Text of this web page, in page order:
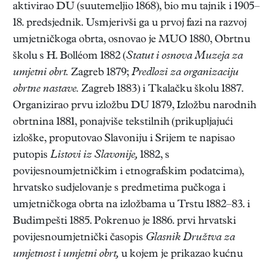
aktivirao DU (suutemeljio 1868), bio mu tajnik i 1905–
18. predsjednik. Usmjerivši ga u prvoj fazi na razvoj
umjetničkoga obrta, osnovao je MUO 1880, Obrtnu
školu s H. Bolléom 1882 (Statut i osnova Muzeja za
umjetni obrt. Zagreb 1879; Predlozi za organizaciju
obrtne nastave. Zagreb 1883) i Tkalačku školu 1887.
Organizirao prvu izložbu DU 1879, Izložbu narodnih
obrtnina 1881, ponajviše tekstilnih (prikupljajući
izloške, proputovao Slavoniju i Srijem te napisao
putopis Listovi iz Slavonije, 1882, s
povijesnoumjetničkim i etnografskim podatcima),
hrvatsko sudjelovanje s predmetima pučkoga i
umjetničkoga obrta na izložbama u Trstu 1882–83. i
Budimpešti 1885. Pokrenuo je 1886. prvi hrvatski
povijesnoumjetnički časopis Glasnik Družtva za
umjetnost i umjetni obrt, u kojem je prikazao kućnu